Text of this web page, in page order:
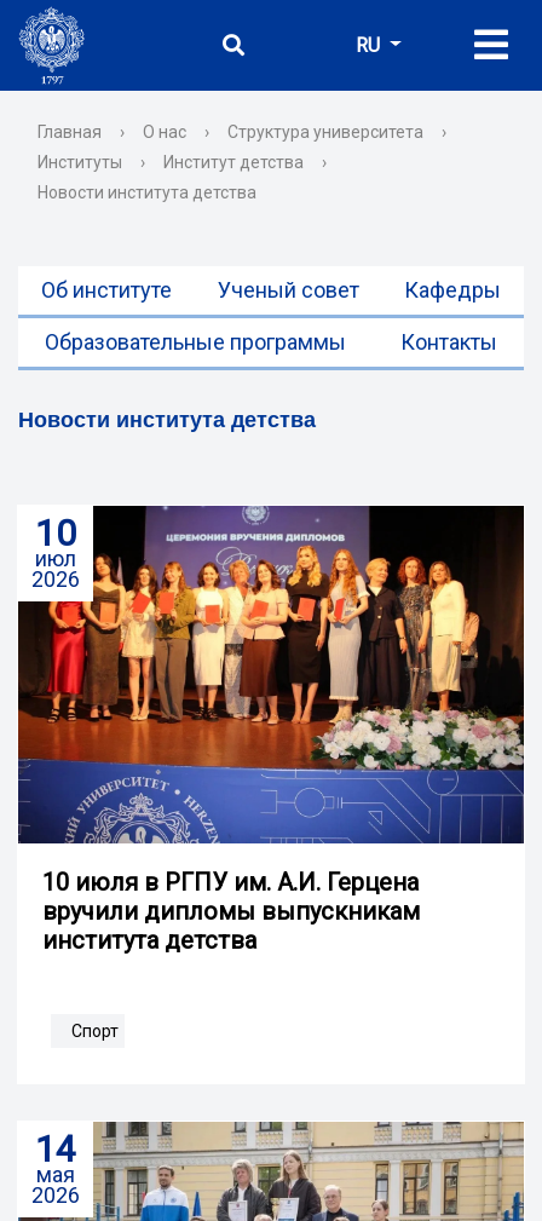
RU
Главная › О нас › Структура университета
›
Институты
› Институт детства
›
Новости института детства
Об институте Ученый совет Кафедры
Образовательные программы Контакты
Новости института детства
10
июл
2026
10 июля в РГПУ им. А.И. Герцена
вручили дипломы выпускникам
института детства
Спорт
14
мая
2026